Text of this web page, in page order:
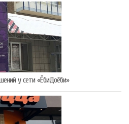
у сети «ЁбиДоёби»